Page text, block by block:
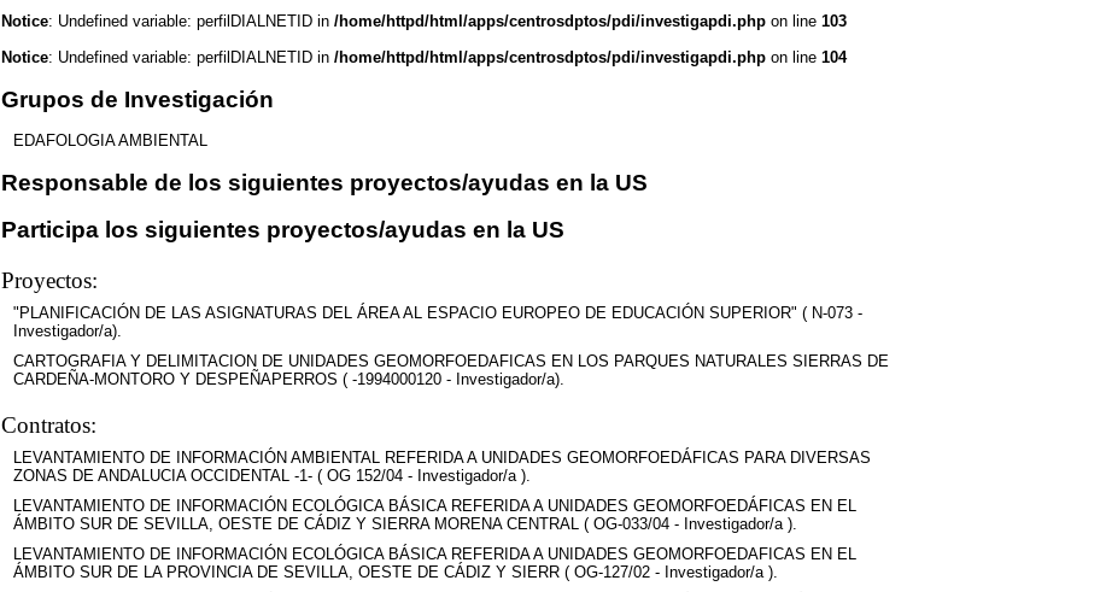
Notice: Undefined variable: perfilDIALNETID in /home/httpd/html/apps/centrosdptos/pdi/investigapdi.php on line 103
Notice: Undefined variable: perfilDIALNETID in /home/httpd/html/apps/centrosdptos/pdi/investigapdi.php on line 104
Grupos de Investigación
EDAFOLOGIA AMBIENTAL
Responsable de los siguientes proyectos/ayudas en la US
Participa los siguientes proyectos/ayudas en la US
Proyectos:
"PLANIFICACIÓN DE LAS ASIGNATURAS DEL ÁREA AL ESPACIO EUROPEO DE EDUCACIÓN SUPERIOR" ( N-073 -
Investigador/a).
CARTOGRAFIA Y DELIMITACION DE UNIDADES GEOMORFOEDAFICAS EN LOS PARQUES NATURALES SIERRAS DE
CARDEÑA-MONTORO Y DESPEÑAPERROS ( -1994000120 - Investigador/a).
Contratos:
LEVANTAMIENTO DE INFORMACIÓN AMBIENTAL REFERIDA A UNIDADES GEOMORFOEDÁFICAS PARA DIVERSAS
ZONAS DE ANDALUCIA OCCIDENTAL -1- ( OG 152/04 - Investigador/a ).
LEVANTAMIENTO DE INFORMACIÓN ECOLÓGICA BÁSICA REFERIDA A UNIDADES GEOMORFOEDÁFICAS EN EL
ÁMBITO SUR DE SEVILLA, OESTE DE CÁDIZ Y SIERRA MORENA CENTRAL ( OG-033/04 - Investigador/a ).
LEVANTAMIENTO DE INFORMACIÓN ECOLÓGICA BÁSICA REFERIDA A UNIDADES GEOMORFOEDAFICAS EN EL
ÁMBITO SUR DE LA PROVINCIA DE SEVILLA, OESTE DE CÁDIZ Y SIERR ( OG-127/02 - Investigador/a ).